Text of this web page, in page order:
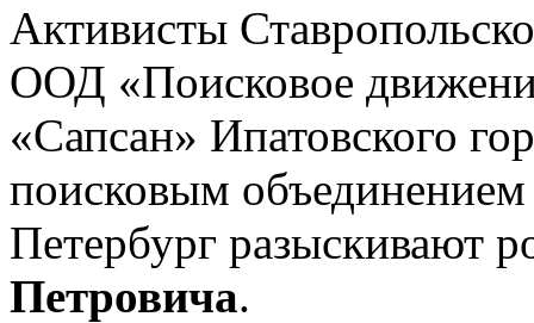
Активисты
ООД «Поисковое
«Сапсан» Ипатовского
поисковым
Петербург разыскивают
Петровича.